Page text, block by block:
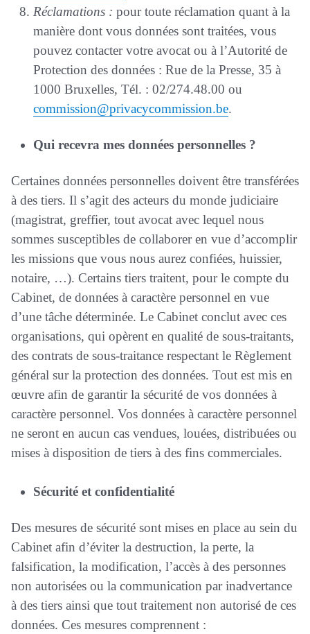
Réclamations : pour toute réclamation quant à la
manière dont vous données sont traitées, vous
pouvez contacter votre avocat ou à l’Autorité de
Protection des données : Rue de la Presse, 35 à
1000 Bruxelles, Tél. : 02/274.48.00 ou
commission@privacycommission.be.
Qui recevra mes données personnelles ?
Certaines données personnelles doivent être transférées
à des tiers. Il s’agit des acteurs du monde judiciaire
(magistrat, greffier, tout avocat avec lequel nous
sommes susceptibles de collaborer en vue d’accomplir
les missions que vous nous aurez confiées, huissier,
notaire, …). Certains tiers traitent, pour le compte du
Cabinet, de données à caractère personnel en vue
d’une tâche déterminée. Le Cabinet conclut avec ces
organisations, qui opèrent en qualité de sous-traitants,
des contrats de sous-traitance respectant le Règlement
général sur la protection des données. Tout est mis en
œuvre afin de garantir la sécurité de vos données à
caractère personnel. Vos données à caractère personnel
ne seront en aucun cas vendues, louées, distribuées ou
mises à disposition de tiers à des fins commerciales.
Sécurité et confidentialité
Des mesures de sécurité sont mises en place au sein du
Cabinet afin d’éviter la destruction, la perte, la
falsification, la modification, l’accès à des personnes
non autorisées ou la communication par inadvertance
à des tiers ainsi que tout traitement non autorisé de ces
données. Ces mesures comprennent :